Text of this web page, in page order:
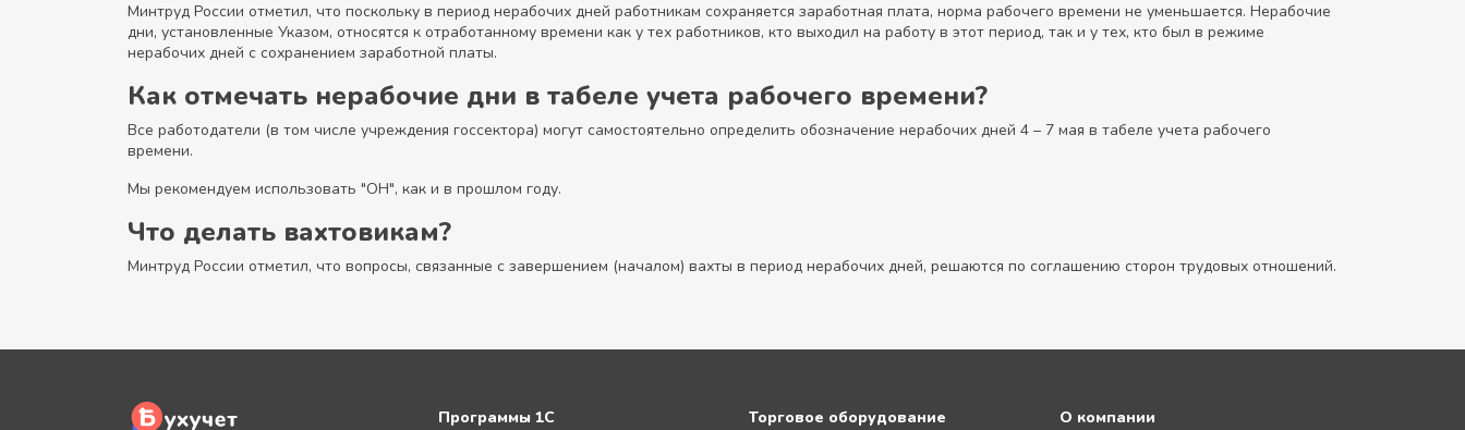
Минтруд России отметил, что поскольку в период нерабочих дней работникам сохраняется заработная плата, норма рабочего времени не уменьшается. Нерабочие
дни, установленные Указом, относятся к отработанному времени как у тех работников, кто выходил на работу в этот период, так и у тех, кто был в режиме
нерабочих дней с сохранением заработной платы.
Как отмечать нерабочие дни в табеле учета рабочего времени?
Все работодатели (в том числе учреждения госсектора) могут самостоятельно определить обозначение нерабочих дней 4 – 7 мая в табеле учета рабочего
времени.
Мы рекомендуем использовать "ОН", как и в прошлом году.
Что делать вахтовикам?
Минтруд России отметил, что вопросы, связанные с завершением (началом) вахты в период нерабочих дней, решаются по соглашению сторон трудовых отношений.
Программы 1С Торговое оборудование О компании